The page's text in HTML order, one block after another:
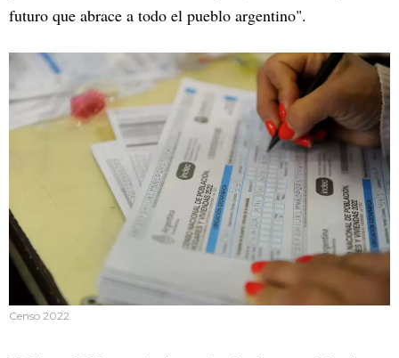
futuro que abrace a todo el pueblo argentino".
Censo 2022